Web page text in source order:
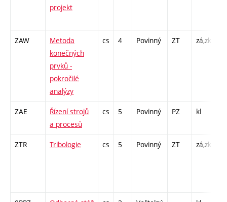
projekt
ZAW
Metoda
konečných
prvků -
pokročilé
analýzy
cs 4 Povinný ZT zá,zk
ZAE
Řízení strojů
a procesů
cs 5 Povinný PZ kl
ZTR Tribologie cs 5 Povinný ZT zá,zk